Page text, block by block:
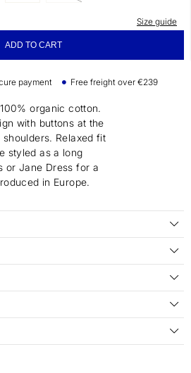
Size guide
ADD TO CART
payment Free freight over €239
organic cotton.
with buttons at the
Relaxed fit
styled as a long
or Jane Dress for a
in Europe.